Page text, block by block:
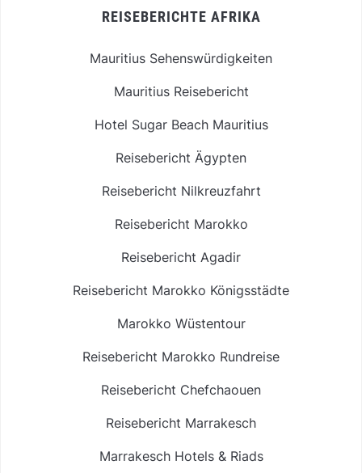
REISEBERICHTE AFRIKA
Mauritius Sehenswürdigkeiten
Mauritius Reisebericht
Hotel Sugar Beach Mauritius
Reisebericht Ägypten
Reisebericht Nilkreuzfahrt
Reisebericht Marokko
Reisebericht Agadir
Reisebericht Marokko Königsstädte
Marokko Wüstentour
Reisebericht Marokko Rundreise
Reisebericht Chefchaouen
Reisebericht Marrakesch
Marrakesch Hotels & Riads